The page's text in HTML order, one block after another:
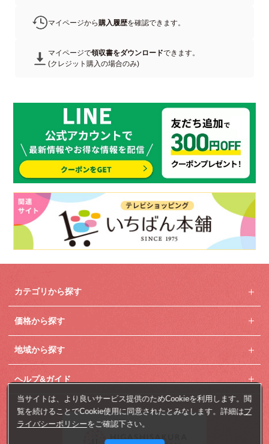
マイページから 購入履歴を確認できます。
マイページで領収書をダウンロードできます。
(クレジット購入の場合のみ)
カテゴリから探す
価格から探す
地域から探す
ヘルプ&ガイド
当サイトは、より良いサービス提供のためCookieを利用します。閲
覧を続けることでCookie使用に同意されたとみなします。詳細はプ
ライバシーポリシーをご確認下さい。